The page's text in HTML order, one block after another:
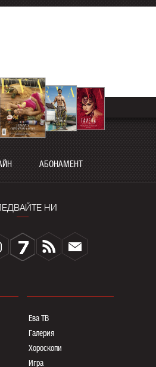
АБОНАМЕНТ
НИ
Ева ТВ
Галерия
Хороскопи
Игра